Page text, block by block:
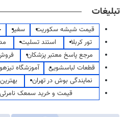
تبلیغات
قیمت شیشه سکوریت سفیر
تور کربلا
استند تسلیت
مرجع پاسخ معتبر پزشکان
قطعات لباسشویی
آموزشگاه
نمایندگی بوش در تهران
قیمت و خرید سمعک نامرئی